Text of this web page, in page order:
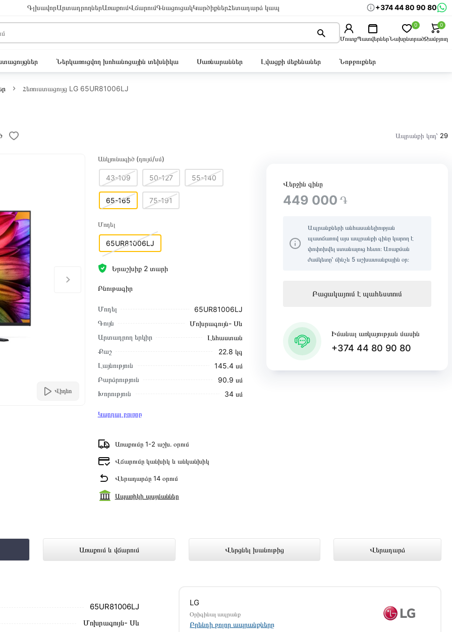
ԳլխավորԱրտադրողներԱռաքումՎճարումԳնացուցակԿարծիքներՀետադարձ կապ +374 44 80 90 80
ՄուտքՊատվերներՆախընտրած
0
Զամբյուղ
0
Ներկառուցվող խոհանոցային տեխնիկա Սառնարաններ Լվացքի մեքենաներ Նոթբուքներ
Հեռուստացույց LG 65UR81006LJ
Ապրանքի կոդ՝ 29
Վիդեո
Անկյունագիծ (դույմ/սմ)
43-109 50-127 55-140
65-165 75-191
Մոդել
65UR81006LJ
Երաշխիք 2 տարի
Բնութագիր
Մոդել
65UR81006LJ
Գույն
Մոխրագույն- Սև
Արտադրող երկիր
Լեհաստան
Քաշ
22․8 կգ
Լայնություն
145․4 սմ
Բարձրություն
90․9 սմ
Խորություն
34 սմ
Կարդալ բոլորը
Առաքումը 1-2 աշխ․ օրում
Վճարումը կանխիկ և անկանխիկ
Վերադարձը 14 օրում
Ապառիկի պայմաններ
Վերջին գինը
449 000 ֏
Ապրանքների անհասանելիության
պատճառով այս ապրանքի գինը կարող է
փոփոխվել ստանալուց հետո։ Առաքման
ժամկետը՝ մինչև 5 աշխատանքային օր։
Բացակայում է պահեստում
Իմանալ առկայության մասին
+374 44 80 90 80
Առաքում և վճարում Վերցնել խանութից Վերադարձ
է Technomix առցանց խանութում լավագույն գնով 449 000 դրամ
և վճարման պայմանները վավեր են և
65UR81006LJ
Մոխրագույն- Սև
LG
Օրիգինալ ապրանք
Բրենդի բոլոր ապրանքները